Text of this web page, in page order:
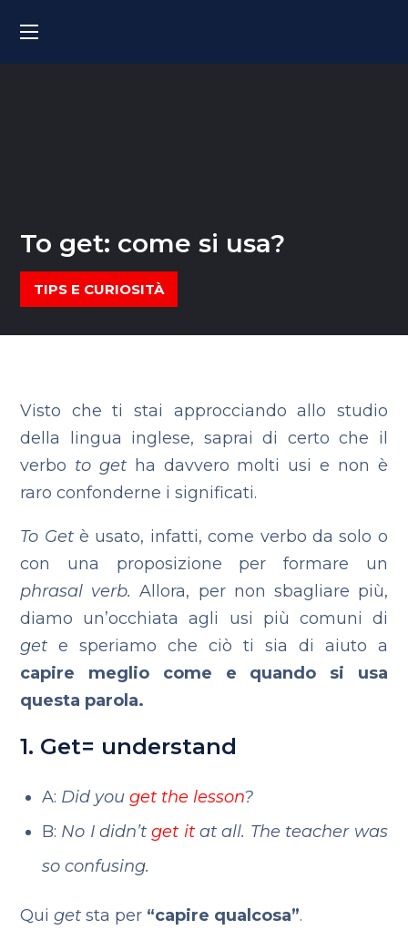
To get: come si usa?
TIPS E CURIOSITÀ
Visto che ti stai approcciando allo studio
della lingua inglese, saprai di certo che il
verbo to get ha davvero molti usi e non è
raro confonderne i significati.
To Getè usato, infatti, come verbo da solo o
con una proposizione per formare un
phrasal verb. Allora, per non sbagliare più,
diamo un’occhiata agli usi più comuni di
get e speriamo che ciò ti sia di aiuto a
capire meglio come e quando si usa
questa parola.
1. Get= understand
A: Did you get the lesson?
B: No I didn’tget itat all. The teacher was
so confusing.
Quiget sta per “capire qualcosa”.